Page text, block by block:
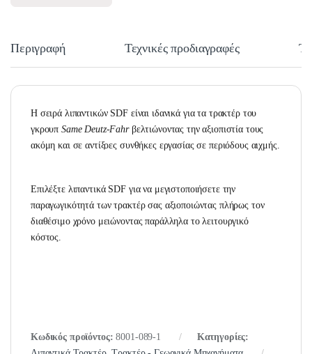
Περιγραφή Τεχνικές προδιαγραφές
Η σειρά λιπαντικών SDF είναι ιδανικά για τα τρακτέρ του
γκρουπSame Deutz-Fahr βελτιώνοντας την αξιοπιστία τους
ακόμη και σε αντίξοες συνθήκες εργασίας σε περιόδους αιχμής.
Επιλέξτε λιπαντικά SDF για να μεγιστοποιήσετε την
παραγωγικότητά των τρακτέρ σας αξιοποιώντας πλήρως τον
διαθέσιμο χρόνο μειώνοντας παράλληλα το λειτουργικό
κόστος.
Κωδικός προϊόντος:8001-089-1
Κατηγορίες: